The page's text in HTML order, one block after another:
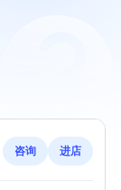
咨询 进店